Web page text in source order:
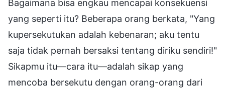
Bagaimana bisa engkau mencapai konsekuensi
yang seperti itu? Beberapa orang berkata, "Yang
kupersekutukan adalah kebenaran; aku tentu
saja tidak pernah bersaksi tentang diriku sendiri!"
Sikapmu itu—cara itu—adalah sikap yang
mencoba bersekutu dengan orang-orang dari